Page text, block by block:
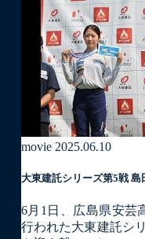
movie 2025.06.10
大東建託シリーズ第5戦
6月1日、広島県安芸
行われた大東建託シ